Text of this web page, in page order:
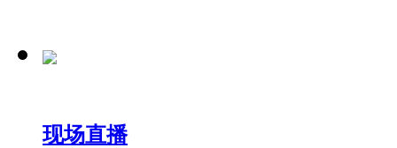
现场直播